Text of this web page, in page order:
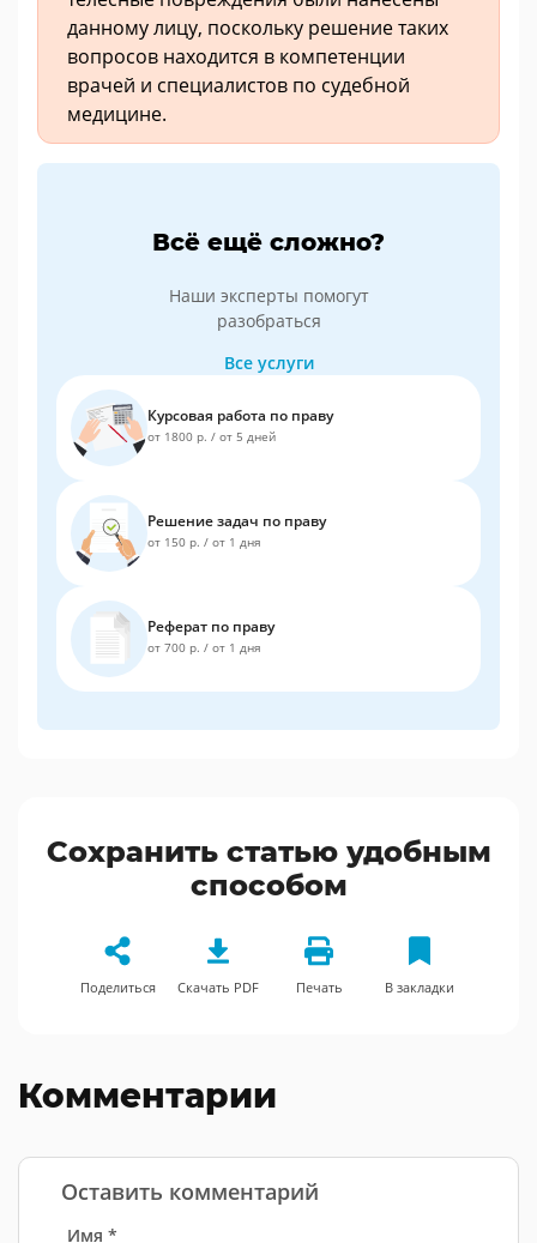
данному лицу, поскольку решение таких
вопросов находится в компетенции
врачей и специалистов по судебной
медицине.
Всё ещё сложно?
Наши эксперты помогут
разобраться
Все услуги
Курсовая работа по праву
от 1800 р. / от 5 дней
Решение задач по праву
от 150 р. / от 1 дня
Реферат по праву
от 700 р. / от 1 дня
Сохранить статью удобным
способом
Поделиться Скачать PDF Печать В закладки
Комментарии
Оставить комментарий
Имя *